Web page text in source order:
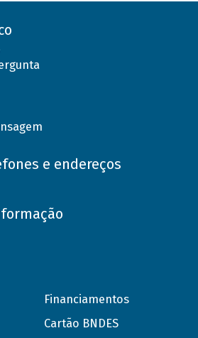
e endereços
Financiamentos
Cartão BNDES